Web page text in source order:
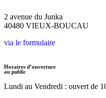
2 avenue du Junka
40480 VIEUX-BOUCAU
via le formulaire
Horaires d’ouverture
au public
Lundi au Vendredi : ouvert de